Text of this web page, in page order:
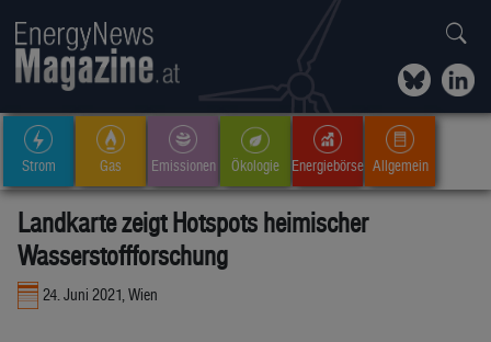
Strom Gas Emissionen Ökologie Energiebörse Allgemein
Landkarte zeigt Hotspots heimischer
Wasserstoffforschung
24. Juni 2021, Wien